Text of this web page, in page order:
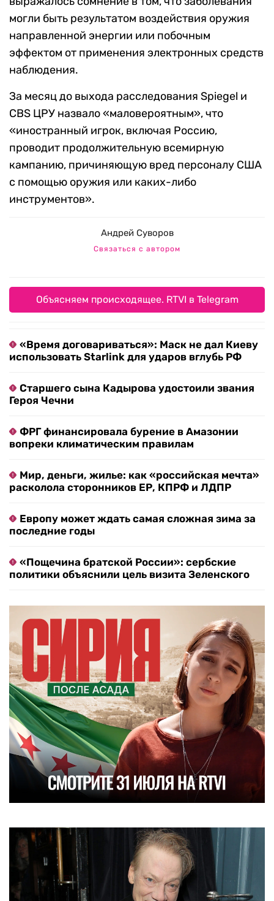
могли быть результатом воздействия оружия
направленной энергии или побочным
эффектом от применения электронных средств
наблюдения.
За месяц до выхода расследования Spiegel и
CBS ЦРУ назвало «маловероятным», что
«иностранный игрок, включая Россию,
проводит продолжительную всемирную
кампанию, причиняющую вред персоналу США
с помощью оружия или каких-либо
инструментов».
Андрей Суворов
Связаться с автором
Объясняем происходящее. RTVI в Telegram
«Время договариваться»: Маск не дал Киеву
использовать Starlink для ударов вглубь РФ
Старшего сына Кадырова удостоили звания
Героя Чечни
ФРГ финансировала бурение в Амазонии
вопреки климатическим правилам
Мир, деньги, жилье: как «российская мечта»
расколола сторонников ЕР, КПРФ и ЛДПР
Европу может ждать самая сложная зима за
последние годы
«Пощечина братской России»: сербские
политики объяснили цель визита Зеленского